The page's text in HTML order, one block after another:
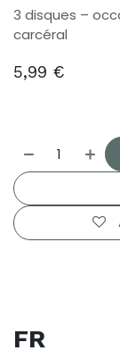
3 disques –
carcéral
5,99 €
FR